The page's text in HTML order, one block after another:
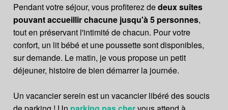
Pendant votre séjour, vous profiterez dedeux suites
pouvant accueillir chacune jusqu'à 5 personnes,
tout en préservant l'intimité de chacun. Pour votre
confort, un lit bébé et une poussette sont disponibles,
sur demande. Le matin, je vous propose un petit
déjeuner, histoire de bien démarrer la journée.
Un vacancier serein est un vacancier libéré des soucis